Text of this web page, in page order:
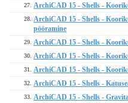
27. ArchiCAD 15 - Shells -
28.
ArchiCAD 15 - Shells -
pööramine
29. ArchiCAD 15 - Shells -
30. ArchiCAD 15 - Shells -
31. ArchiCAD 15 - Shells -
32. ArchiCAD 15 - Shells -
33. ArchiCAD 15 - Shells -